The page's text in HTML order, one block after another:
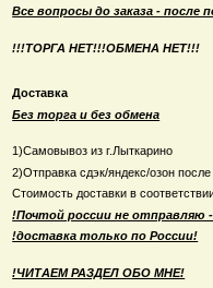
Все вопросы до заказа - после
!!!ТОРГА НЕТ!!!ОБМЕНА НЕТ!!!
Доставка
Без торга и без обмена
1)Самовывоз из г.Лыткарино
2)Отправка сдэк/яндекс/озон
Стоимость доставки в
!Почтой россии не отправляю
!доставка только по России!
!ЧИТАЕМ РАЗДЕЛ ОБО МНЕ!